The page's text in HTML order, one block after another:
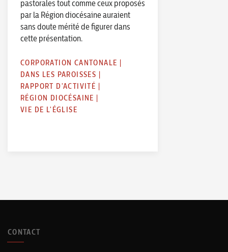
pastorales tout comme ceux proposés
par la Région diocésaine auraient
sans doute mérité de figurer dans
cette présentation.
CORPORATION CANTONALE |
DANS LES PAROISSES |
RAPPORT D'ACTIVITÉ |
RÉGION DIOCÉSAINE |
VIE DE L'ÉGLISE
CONTACT